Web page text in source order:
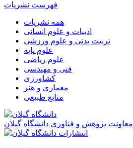
فهرست نشریات
همه نشریات
ادبیات و علوم انسانی
تربیت بدنی و علوم ورزشی
علوم پایه
علوم ریاضی
فنی و مهندسی
کشاورزی
معماری و هنر
منابع طبیعی
معاونت پژوهش و فناوری دانشگاه گیلان